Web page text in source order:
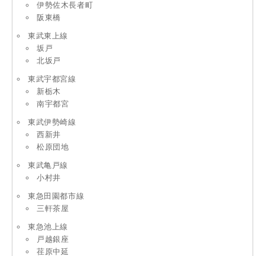
伊勢佐木長者町
阪東橋
東武東上線
坂戸
北坂戸
東武宇都宮線
新栃木
南宇都宮
東武伊勢崎線
西新井
松原団地
東武亀戸線
小村井
東急田園都市線
三軒茶屋
東急池上線
戸越銀座
荏原中延